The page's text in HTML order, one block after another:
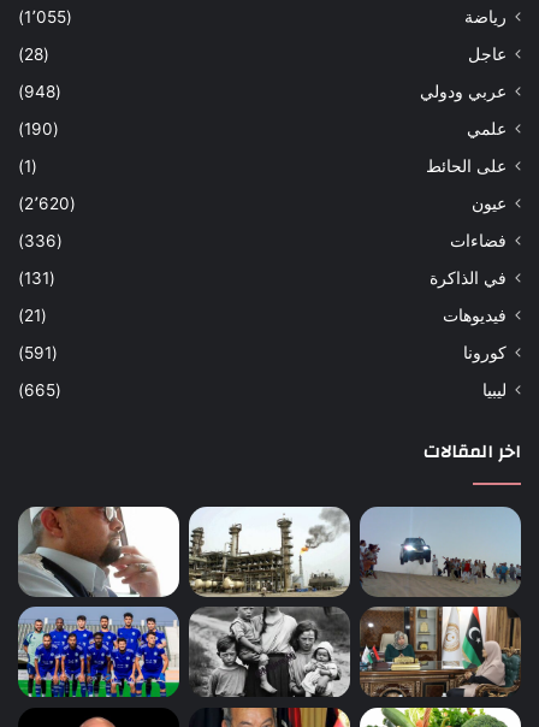
رياضة
(1٬055)
عاجل
(28)
عربي ودولي
(948)
علمي
(190)
على الحائط
(1)
عيون
(2٬620)
فضاءات
(336)
في الذاكرة
(131)
فيديوهات
(21)
كورونا
(591)
ليبيا
(665)
اخر المقالات